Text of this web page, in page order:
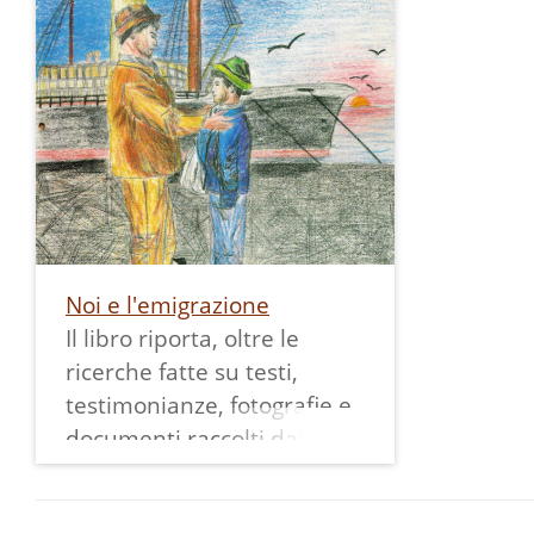
Noi e l'emigrazione
Il libro riporta, oltre le
ricerche fatte su testi,
testimonianze, fotografie e
documenti raccolti dai
ragazzi nei loro paesi di